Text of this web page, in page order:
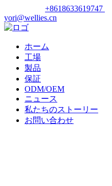
+8618633619747
yori@wellies.cn
ホーム
工場
製品
保証
ODM/OEM
ニュース
私たちのストーリー
お問い合わせ